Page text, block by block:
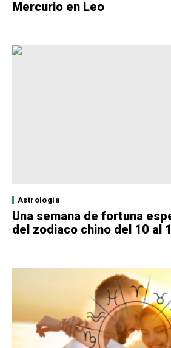
Mercurio en Leo
Astrología
Una semana de fortuna
del zodiaco chino del 10 al